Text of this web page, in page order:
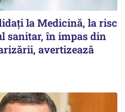
la Medicină, la risc
sanitar, în impas din
avertizează